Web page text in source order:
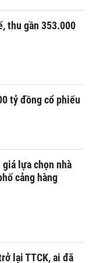
thu gần 353.000
tỷ đồng cổ phiếu
lựa chọn nhà
cảng hàng
lại TTCK, ai đã